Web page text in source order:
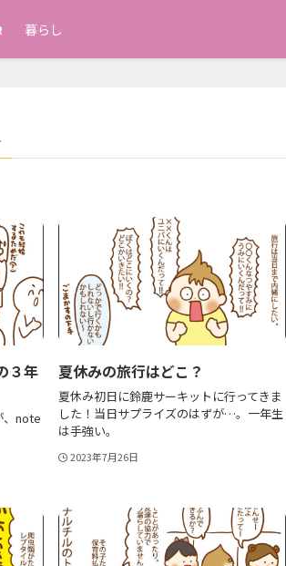
暮らし
３年
、note
夏休みの旅行はどこ？
夏休み初日に鈴鹿サーキットに行ってきま
した！当日サプライズのはずが…。一年生
は手強い。
2023年7月26日